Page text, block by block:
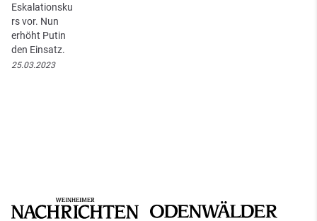
Eskalationsku
rs vor. Nun
erhöht Putin
den Einsatz.
25.03.2023